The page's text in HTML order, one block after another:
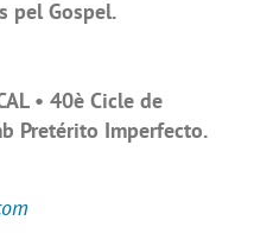
pel Gospel.
• 40è Cicle de
Pretérito Imperfecto.